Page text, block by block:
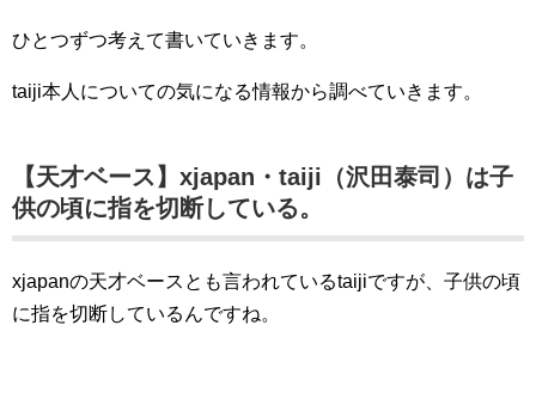
ひとつずつ考えて書いていきます。
taiji本人についての気になる情報から調べていきます。
【天才ベース】xjapan・taiji（沢田泰司）は子
供の頃に指を切断している。
xjapanの天才ベースとも言われているtaijiですが、子供の頃
に指を切断しているんですね。